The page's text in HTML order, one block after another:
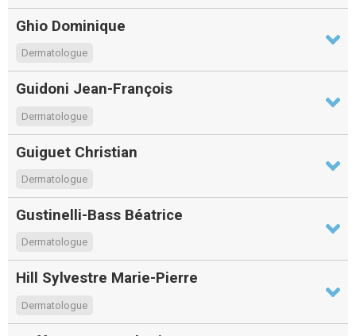
Ghio Dominique
Dermatologue
Guidoni Jean-François
Dermatologue
Guiguet Christian
Dermatologue
Gustinelli-Bass Béatrice
Dermatologue
Hill Sylvestre Marie-Pierre
Dermatologue